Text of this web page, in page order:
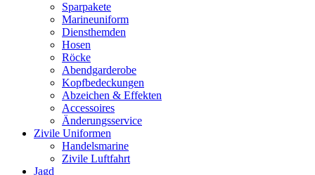
Sparpakete
Marineuniform
Diensthemden
Hosen
Röcke
Abendgarderobe
Kopfbedeckungen
Abzeichen & Effekten
Accessoires
Änderungsservice
Zivile Uniformen
Handelsmarine
Zivile Luftfahrt
Jagd